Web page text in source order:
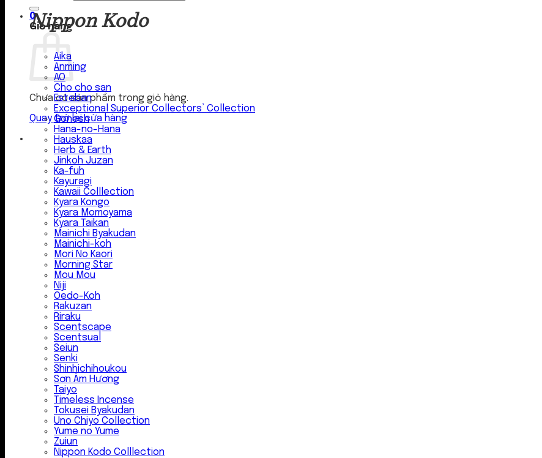
0
Giỏ hàng
Chưa có sản phẩm trong giỏ hàng.
Quay trở lại cửa hàng
Nippon Kodo
Aika
Anming
AO
Cho cho san
Esteban
Exceptional Superior Collectors’ Collection
Gonesh
Hana-no-Hana
Hauskaa
Herb & Earth
Jinkoh Juzan
Ka-fuh
Kayuragi
Kawaii Colllection
Kyara Kongo
Kyara Momoyama
Kyara Taikan
Mainichi Byakudan
Mainichi-koh
Mori No Kaori
Morning Star
Mou Mou
Niji
Oedo-Koh
Rakuzan
Riraku
Scentscape
Scentsual
Seiun
Senki
Shinhichihoukou
Sơn Âm Hương
Taiyo
Timeless Incense
Tokusei Byakudan
Uno Chiyo Collection
Yume no Yume
Zuiun
Nippon Kodo Colllection